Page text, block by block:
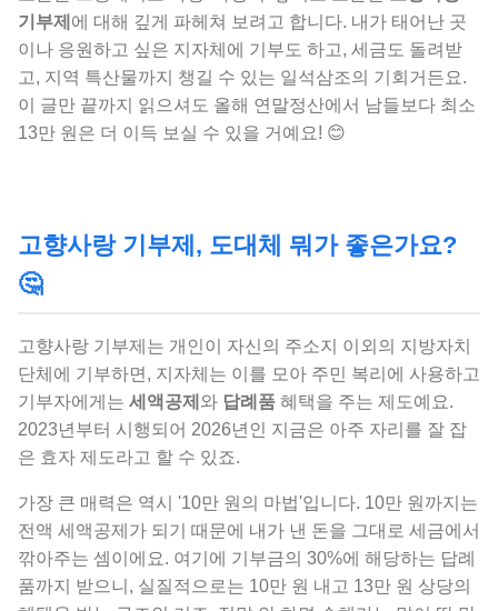
기부제 에 대해 깊게 파헤쳐 보려고 합니다. 내가 태어난 곳
이나 응원하고 싶은 지자체에 기부도 하고, 세금도 돌려받
고, 지역 특산물까지 챙길 수 있는 일석삼조의 기회거든요.
이 글만 끝까지 읽으셔도 올해 연말정산에서 남들보다 최소
13만 원은 더 이득 보실 수 있을 거예요! 😊
고향사랑 기부제, 도대체 뭐가 좋은가요?
🤔
고향사랑 기부제는 개인이 자신의 주소지 이외의 지방자치
단체에 기부하면, 지자체는 이를 모아 주민 복리에 사용하고
기부자에게는 세액공제 와 답례품 혜택을 주는 제도예요.
2023년부터 시행되어 2026년인 지금은 아주 자리를 잘 잡
은 효자 제도라고 할 수 있죠.
가장 큰 매력은 역시 '10만 원의 마법'입니다. 10만 원까지는
전액 세액공제가 되기 때문에 내가 낸 돈을 그대로 세금에서
깎아주는 셈이에요. 여기에 기부금의 30%에 해당하는 답례
품까지 받으니, 실질적으로는 10만 원 내고 13만 원 상당의